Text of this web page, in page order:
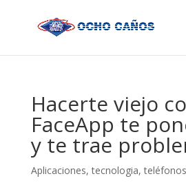
Hacerte viejo
FaceApp te
y te trae
Aplicaciones,tecnologia,teléfonos